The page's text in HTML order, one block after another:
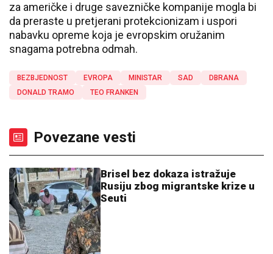
za američke i druge savezničke kompanije mogla bi
da preraste u pretjerani protekcionizam i uspori
nabavku opreme koja je evropskim oružanim
snagama potrebna odmah.
BEZBJEDNOST EVROPA MINISTAR SAD
DBRANA
DONALD TRAMO
TEO FRANKEN
Povezane vesti
Brisel bez dokaza istražuje
Rusiju zbog migrantske krize u
Seuti